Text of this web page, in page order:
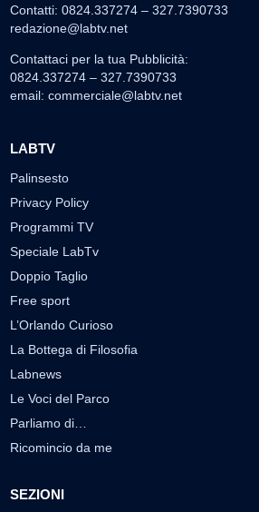
Contatti: 0824.337274 – 327.7390733
redazione@labtv.net
Contattaci per la tua Pubblicità:
0824.337274 – 327.7390733
email: commerciale@labtv.net
LABTV
Palinsesto
Privacy Policy
Programmi TV
Speciale LabTv
Doppio Taglio
Free sport
L’Orlando Curioso
La Bottega di Filosofia
Labnews
Le Voci del Parco
Parliamo di…
Ricomincio da me
SEZIONI